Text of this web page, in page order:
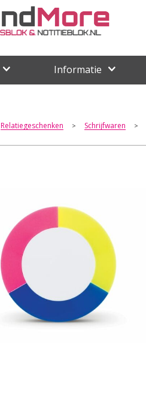
Informatie
Relatiegeschenken > Schrijfwaren >